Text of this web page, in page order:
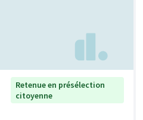
Retenue en présélection
citoyenne